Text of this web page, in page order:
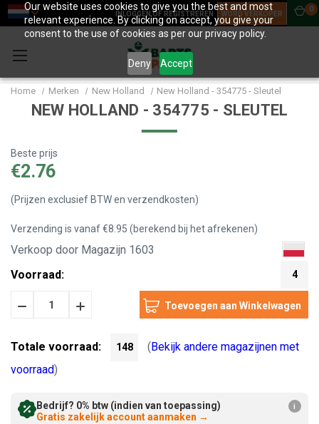
Our website uses cookies to give you the best and most
relevant experience. By clicking on accept, you give your
consent to the use of cookies as per our privacy policy.
Deny Accept
INLOGGEN OF REGISTREREN WORD VERKOPER
0
Home Merken New Holland New Holland - 354775 - Sleutel
NEW HOLLAND - 354775 - SLEUTEL
Beste prijs
€2.76
(Prijzen exclusief BTW en verzendkosten)
Verzending is vanaf €8.95 (berekend bij het afrekenen)
Verkoop door Magazijn 1603
Voorraad:
4
HoeveelheidHoeveelheid
Totale voorraad: 148 ( Bekijk andere magazijnen met
voorraad)
Bedrijf? 0% btw (indien van toepassing)
Gratis zakelijk account aanmaken →
i